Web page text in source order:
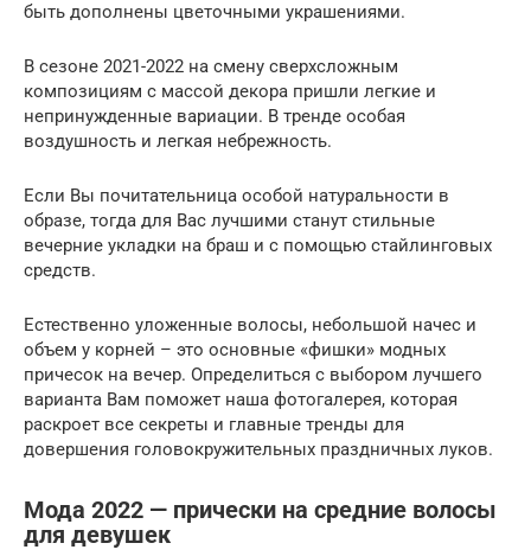
быть дополнены цветочными украшениями.
В сезоне 2021-2022 на смену сверхсложным
композициям с массой декора пришли легкие и
непринужденные вариации. В тренде особая
воздушность и легкая небрежность.
Если Вы почитательница особой натуральности в
образе, тогда для Вас лучшими станут стильные
вечерние укладки на браш и с помощью стайлинговых
средств.
Естественно уложенные волосы, небольшой начес и
объем у корней – это основные «фишки» модных
причесок на вечер. Определиться с выбором лучшего
варианта Вам поможет наша фотогалерея, которая
раскроет все секреты и главные тренды для
довершения головокружительных праздничных луков.
Мода 2022 — прически на средние волосы
для девушек